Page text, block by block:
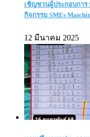
เชิญชวนผู้ประกอบการ
กิจกรรม SMEs
12 มีนาคม 2025